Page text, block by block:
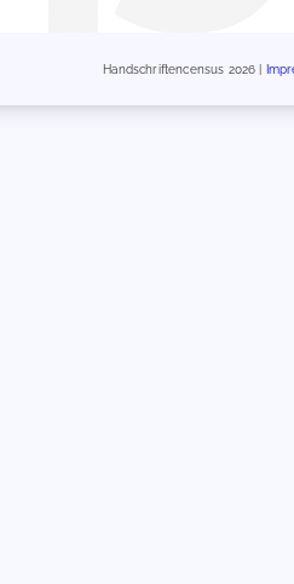
Handschriftencensus 2026 |